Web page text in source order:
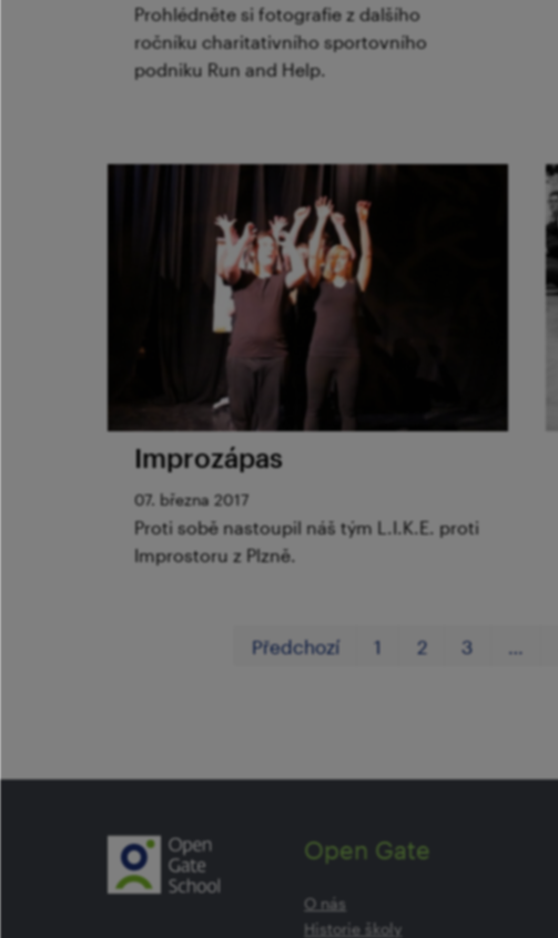
Prohlédněte si fotografie z dalšího
ročníku charitativního sportovního
podniku Run and Help.
Improzápas
07. března 2017
Proti sobě nastoupil náš tým L.I.K.E. proti
Improstoru z Plzně.
Předchozí 1 2 3
Open Gate
O nás
Historie školy